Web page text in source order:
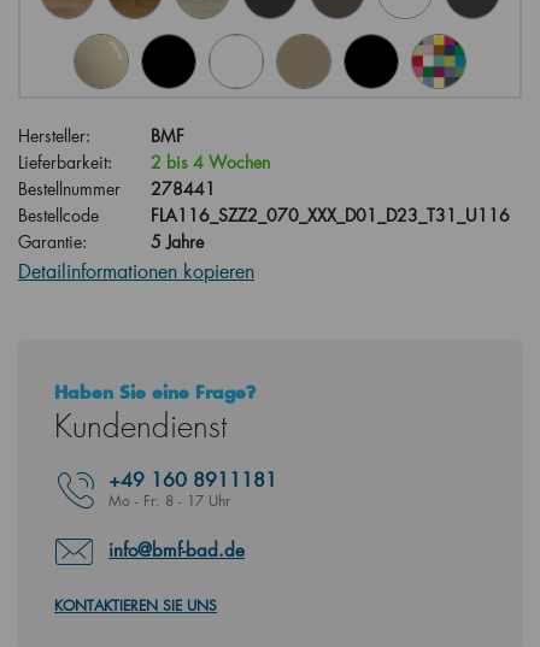
Hersteller:
BMF
Lieferbarkeit:
2 bis 4 Wochen
Bestellnummer
278441
Bestellcode
FLA116_SZZ2_070_XXX_D01_D23_T31_U116
Garantie:
5 Jahre
Detailinformationen kopieren
Haben Sie eine Frage?
Kundendienst
+49 160 8911181
Mo - Fr: 8 - 17 Uhr
info@bmf-bad.de
KONTAKTIEREN SIE UNS